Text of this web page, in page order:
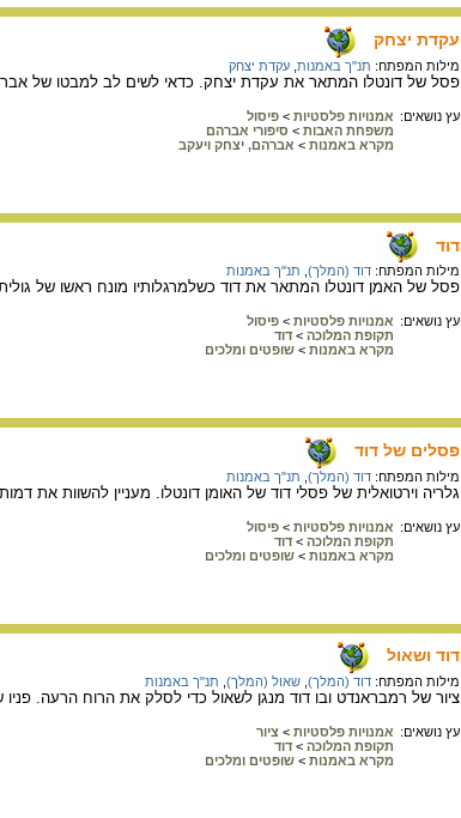
עקדת יצחק
מילות המפתח: תנ"ך באמנות עקדת יצחק
פסל של דונטלו המתאר את עקדת יצחק. כדאי לשים לב למבטו של
עץ נושאים: אמנויות פלסטיות > פיסול
משפחת האבות > סיפורי אברהם
מקרא באמנות > אברהם, יצחק ויעקב
דוד
מילות המפתח: דוד (המלך) תנ"ך באמנות
פסל של האמן דונטלו המתאר את דוד כשלמרגלותיו מונח ראשו של
עץ נושאים: אמנויות פלסטיות > פיסול
תקופת המלוכה > דוד
מקרא באמנות > שופטים ומלכים
פסלים של דוד
מילות המפתח: דוד (המלך) תנ"ך באמנות
גלריה וירטואלית של פסלי דוד של האומן דונטלו. מעניין להשוות את
עץ נושאים: אמנויות פלסטיות > פיסול
תקופת המלוכה > דוד
מקרא באמנות > שופטים ומלכים
דוד ושאול
מילות המפתח: דוד (המלך) שאול (המלך) תנ"ך באמנות
ציור של רמבראנדט ובו דוד מנגן לשאול כדי לסלק את הרוח הרעה.
עץ נושאים: אמנויות פלסטיות > ציור
תקופת המלוכה > דוד
מקרא באמנות > שופטים ומלכים